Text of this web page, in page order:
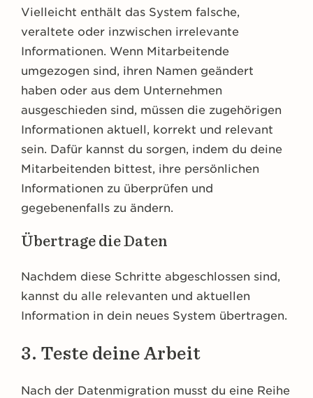
Vielleicht enthält das System falsche,
veraltete oder inzwischen irrelevante
Informationen. Wenn Mitarbeitende
umgezogen sind, ihren Namen geändert
haben oder aus dem Unternehmen
ausgeschieden sind, müssen die zugehörigen
Informationen aktuell, korrekt und relevant
sein. Dafür kannst du sorgen, indem du deine
Mitarbeitenden bittest, ihre persönlichen
Informationen zu überprüfen und
gegebenenfalls zu ändern.
Übertrage die Daten
Nachdem diese Schritte abgeschlossen sind,
kannst du alle relevanten und aktuellen
Information in dein neues System übertragen.
3. Teste deine Arbeit
Nach der Datenmigration musst du eine Reihe